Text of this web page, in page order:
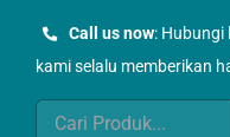
Call us now: Hubungi
kami selalu memberikan
Search